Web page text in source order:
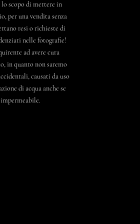
scopo di mettere in
per una vendita senza
resi o richieste di
nelle fotografie!
ad avere cura
in quanto non saremo
causati da uso
di acqua anche se